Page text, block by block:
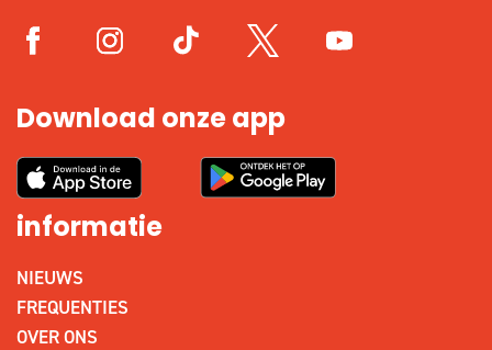
Download onze app
informatie
NIEUWS
FREQUENTIES
OVER ONS